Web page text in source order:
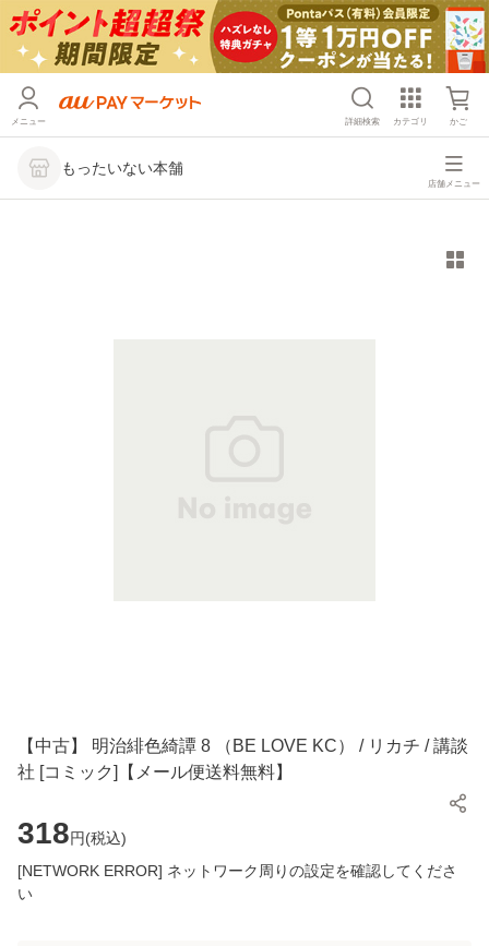
メニュー 詳細検索 カテゴリ かご
もったいない本舗
店舗メニュー
【中古】 明治緋色綺譚 8 （BE LOVE KC） / リカチ / 講談
社 [コミック]【メール便送料無料】
318円(税込)
[NETWORK ERROR] ネットワーク周りの設定を確認してくださ
い